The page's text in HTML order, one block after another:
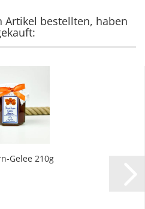
Artikel bestellten, haben
Gelee 210g